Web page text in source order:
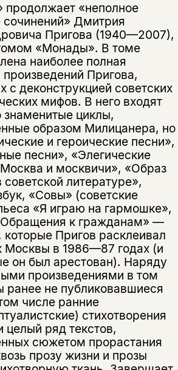
продолжает «неполное
сочинений» Дмитрия
Пригова (1940—2007),
«Монады». В томе
наиболее полная
Пригова,
с деконструкцией советских
мифов. В него входят
знаменитые циклы,
образом Милицанера, но
и героические песни»,
песни», «Элегические
и москвичи», «Образ
советской литературе»,
«Совы» (советские
«Я играю на гармошке»,
к гражданам» —
которые Пригов расклеивал
Москвы в 1986—87 годах (и
он был арестован). Наряду
произведениями в том
ранее не публиковавшиеся
числе ранние
стихотворения
целый ряд текстов,
сюжетом прорастания
прозу жизни и прозы